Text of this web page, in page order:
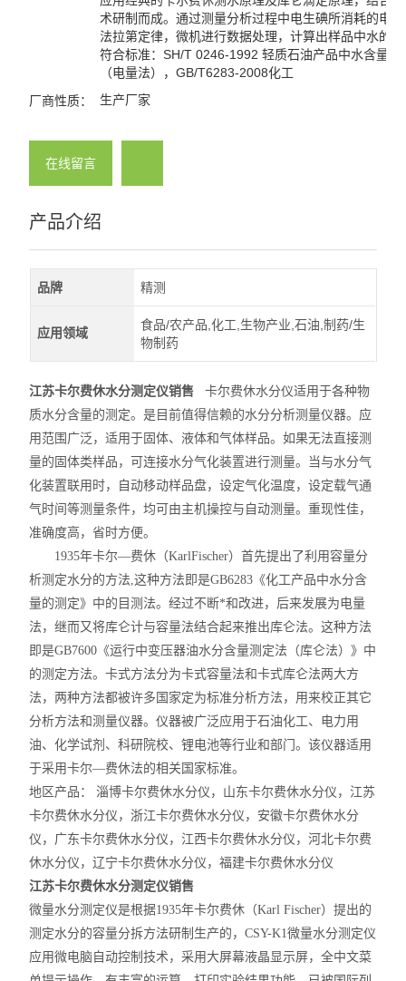
术研制而成。通过测量分析过程中电生碘所消耗的电
法拉第定律，微机进行数据处理，计算出样品中水的
符合标准：SH/T 0246-1992 轻质石油产品中水含量测
（电量法），GB/T6283-2008化工
厂商性质： 生产厂家
在线留言
产品介绍
品牌 精测
应用领域
食品/农产品,化工,生物产业,石油,制药/生
物制药
江苏卡尔费休水分测定仪销售卡尔费休水分仪适用于各种物
质水分含量的测定。是目前值得信赖的水分分析测量仪器。应
用范围广泛，适用于固体、液体和气体样品。如果无法直接测
量的固体类样品，可连接水分气化装置进行测量。当与水分气
化装置联用时，自动移动样品盘，设定气化温度，设定载气通
气时间等测量条件，均可由主机操控与自动测量。重现性佳，
准确度高，省时方便。
1935年卡尔—费休（KarlFischer）首先提出了利用容量分
析测定水分的方法,这种方法即是GB6283《化工产品中水分含
量的测定》中的目测法。经过不断*和改进，后来发展为电量
法，继而又将库仑计与容量法结合起来推出库仑法。这种方法
即是GB7600《运行中变压器油水分含量测定法（库仑法）》中
的测定方法。卡式方法分为卡式容量法和卡式库仑法两大方
法，两种方法都被许多国家定为标准分析方法，用来校正其它
分析方法和测量仪器。仪器被广泛应用于石油化工、电力用
油、化学试剂、科研院校、锂电池等行业和部门。该仪器适用
于采用卡尔—费休法的相关国家标准。
地区产品： 淄博卡尔费休水分仪，山东卡尔费休水分仪，江苏
卡尔费休水分仪，浙江卡尔费休水分仪，安徽卡尔费休水分
仪，广东卡尔费休水分仪，江西卡尔费休水分仪，河北卡尔费
休水分仪，辽宁卡尔费休水分仪，福建卡尔费休水分仪
江苏卡尔费休水分测定仪销售
微量水分测定仪是根据1935年卡尔费休（Karl Fischer）提出的
测定水分的容量分拆方法研制生产的，CSY-K1微量水分测定仪
应用微电脑自动控制技术，采用大屏幕液晶显示屏，全中文菜